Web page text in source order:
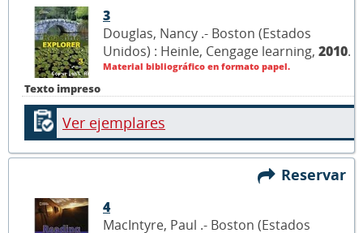
Texto impreso
3
Douglas, Nancy .- Boston (Estados
Unidos) : Heinle, Cengage learning, 2010.
Material bibliográfico en formato papel.
Ver ejemplares
Reservar
4
MacIntyre, Paul .- Boston (Estados